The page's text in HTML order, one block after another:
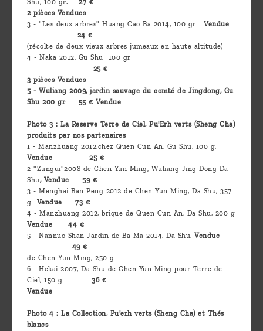
Shu, 100 gr. 27 €
2 pièces Vendues
3 - "Les deux arbres" Huang Cao Ba 2014, 100 gr Vendue
24 €
(récolte de deux vieux arbres jumeaux en haute altitude)
4 - Naka 2012, Gu Shu 100 gr
25 €
3 pièces Vendues
5 - Wuliang 2009, jardin sauvage du comté de Jingdong, Gu
Shu 200 gr 55 € Vendue
Photo 3 : La Reserve Terre de Ciel, Pu'Erh verts (Sheng Cha)
produits par nos partenaires
1 - Manzhuang 2012,chez Quen Cun An, Gu Shu, 100 g,
Vendue
25 €
2 "Zungui"2008 de Chen Yun Ming, Wuliang Jing Dong Da
Shu, Vendue
59 €
3 - Menghai Ban Peng 2012 de Chen Yun Ming, Da Shu, 357
g Vendue
73 €
4 - Manzhuang 2012, brique de Quen Cun An, Da Shu, 200 g
Vendue
44 €
5 - Nannuo Shan Jardin de Ba Ma 2014, Da Shu, Vendue
49 €
de Chen Yun Ming, 250 g
6 - Hekai 2007, Da Shu de Chen Yun Ming pour Terre de
Ciel, 150 g 36 €
Vendue
Photo 4 : La Collection, Pu'erh verts (Sheng Cha) et Thés
blancs